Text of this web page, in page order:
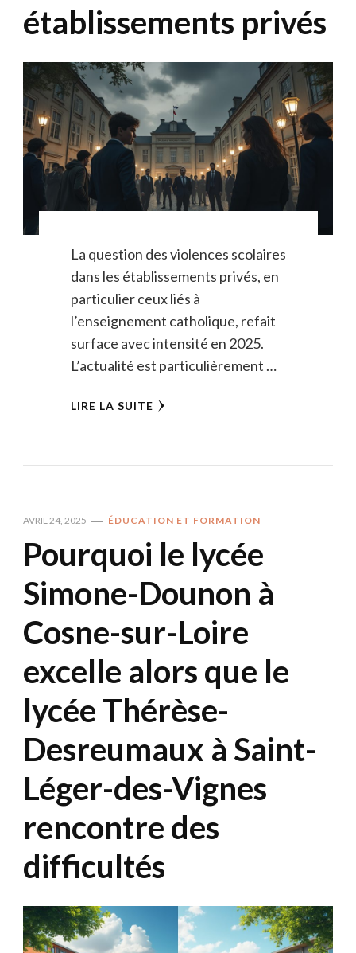
établissements privés
La question des violences scolaires
dans les établissements privés, en
particulier ceux liés à
l’enseignement catholique, refait
surface avec intensité en 2025.
L’actualité est particulièrement …
LIRE LA SUITE
AVRIL 24, 2025 ÉDUCATION ET FORMATION
Pourquoi le lycée
Simone-Dounon à
Cosne-sur-Loire
excelle alors que le
lycée Thérèse-
Desreumaux à Saint-
Léger-des-Vignes
rencontre des
difficultés